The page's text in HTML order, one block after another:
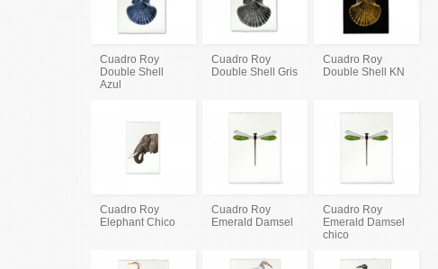
Cuadro Roy
Double Shell
Azul
Cuadro Roy
Double Shell Gris
Cuadro Roy
Double Shell KN
Cuadro Roy
Elephant Chico
Cuadro Roy
Emerald Damsel
Cuadro Roy
Emerald Damsel
chico